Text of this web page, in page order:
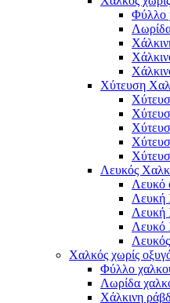
Φύλλο
Χύτευση
Λευκός
Λευκό
Λευκή
Λευκή
Λευκό
Χαλκός χωρίς
Φύλλο
Λωρίδα
Χάλκινη